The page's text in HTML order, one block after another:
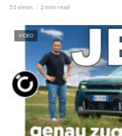
51 views 2 min read
VIDEO